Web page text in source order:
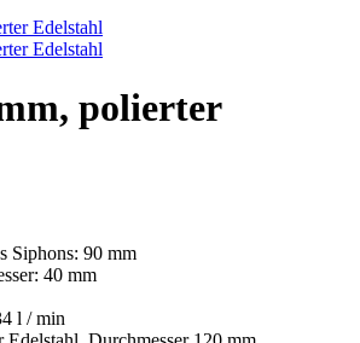
polierter
Siphons: 90 mm
40 mm
l / min